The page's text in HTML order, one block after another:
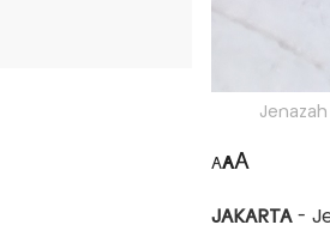
AAA
JAKARTA-